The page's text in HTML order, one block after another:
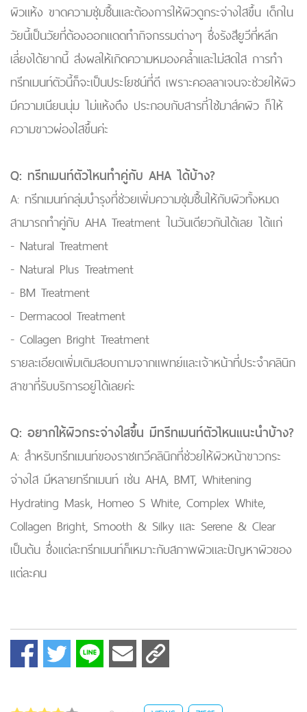
ผิวแห้ง ขาดความชุ่มชื้นและต้องการให้ผิวดูกระจ่างใสขึ้น เด็กใน
วัยนี้เป็นวัยที่ต้องออกแดดทำกิจกรรมต่างๆ ซึ่งรังสียูวีที่หลีก
เลี่ยงได้ยากนี้ ส่งผลให้เกิดความหมองคล้ำและไม่สดใส การทำ
ทรีทเมนท์ตัวนี้ก็จะเป็นประโยชน์ที่ดี เพราะคอลลาเจนจะช่วยให้ผิว
มีความเนียนนุ่ม ไม่แห้งตึง ประกอบกับสารที่ใช้มาส์คผิว ก็ให้
ความขาวผ่องใสขึ้นค่ะ
Q: ทรีทเมนท์ตัวไหนทำคู่กับ AHA ได้บ้าง?
A: ทรีทเมนท์กลุ่มบำรุงที่ช่วยเพิ่มความชุ่มชื้นให้กับผิวทั้งหมด
สามารถทำคู่กับ AHA Treatment ในวันเดียวกันได้เลย ได้แก่
- Natural Treatment
- Natural Plus Treatment
- BM Treatment
- Dermacool Treatment
- Collagen Bright Treatment
รายละเอียดเพิ่มเติมสอบถามจากแพทย์และเจ้าหน้าที่ประจำคลินิก
สาขาที่รับบริการอยู่ได้เลยค่ะ
Q: อยากให้ผิวกระจ่างใสขึ้น มีทรีทเมนท์ตัวไหนแนะนำบ้าง?
A: สำหรับทรีทเมนท์ของราชเทวีคลินิกที่ช่วยให้ผิวหน้าขาวกระ
จ่างใส มีหลายทรีทเมนท์ เช่น AHA, BMT, Whitening
Hydrating Mask, Homeo S White, Complex White,
Collagen Bright, Smooth & Silky และ Serene & Clear
เป็นต้น ซึ่งแต่ละทรีทเมนท์ก็เหมาะกับสภาพผิวและปัญหาผิวของ
แต่ละคน